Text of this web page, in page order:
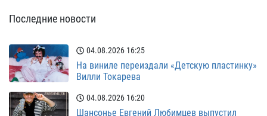
Последние новости
04.08.2026 16:25
На виниле переиздали «Детскую пластинку»
Вилли Токарева
04.08.2026 16:20
Шансонье Евгений Любимцев выпустил